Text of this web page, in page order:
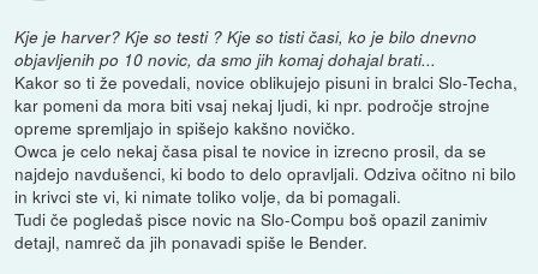
Kje je harver? Kje so testi ? Kje so tisti časi, ko je bilo dnevno
objavljenih po 10 novic, da smo jih komaj dohajal brati...
Kakor so ti že povedali, novice oblikujejo pisuni in bralci Slo-Techa,
kar pomeni da mora biti vsaj nekaj ljudi, ki npr. področje strojne
opreme spremljajo in spišejo kakšno novičko.
Owca je celo nekaj časa pisal te novice in izrecno prosil, da se
najdejo navdušenci, ki bodo to delo opravljali. Odziva očitno ni bilo
in krivci ste vi, ki nimate toliko volje, da bi pomagali.
Tudi če pogledaš pisce novic na Slo-Compu boš opazil zanimiv
detajl, namreč da jih ponavadi spiše le Bender.